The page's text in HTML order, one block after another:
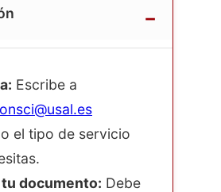
Escribe a
el tipo de servicio
tu documento: Debe